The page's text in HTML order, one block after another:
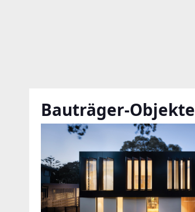
Bauträger-Objekte